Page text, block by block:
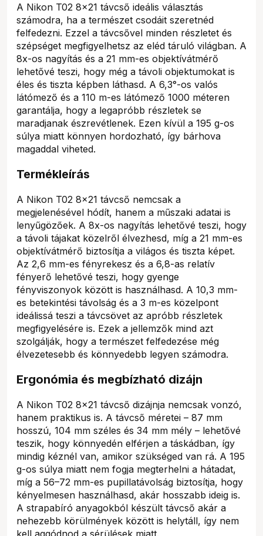
A Nikon T02 8x21 távcső ideális választás
számodra, ha a természet csodáit szeretnéd
felfedezni. Ezzel a távcsővel minden részletet és
szépséget megfigyelhetsz az eléd táruló világban. A
8x-os nagyítás és a 21 mm-es objektívátmérő
lehetővé teszi, hogy még a távoli objektumokat is
éles és tiszta képben láthasd. A 6,3°-os valós
látómező és a 110 m-es látómező 1000 méteren
garantálja, hogy a legapróbb részletek se
maradjanak észrevétlenek. Ezen kívül a 195 g-os
súlya miatt könnyen hordozható, így bárhova
magaddal viheted.
Termékleírás
A Nikon T02 8x21 távcső nemcsak a
megjelenésével hódít, hanem a műszaki adatai is
lenyűgözőek. A 8x-os nagyítás lehetővé teszi, hogy
a távoli tájakat közelről élvezhesd, míg a 21 mm-es
objektívátmérő biztosítja a világos és tiszta képet.
Az 2,6 mm-es fényrekesz és a 6,8-as relatív
fényerő lehetővé teszi, hogy gyenge
fényviszonyok között is használhasd. A 10,3 mm-
es betekintési távolság és a 3 m-es közelpont
ideálissá teszi a távcsövet az apróbb részletek
megfigyelésére is. Ezek a jellemzők mind azt
szolgálják, hogy a természet felfedezése még
élvezetesebb és könnyedebb legyen számodra.
Ergonómia és megbízható dizájn
A Nikon T02 8x21 távcső dizájnja nemcsak vonzó,
hanem praktikus is. A távcső méretei – 87 mm
hosszú, 104 mm széles és 34 mm mély – lehetővé
teszik, hogy könnyedén elférjen a táskádban, így
mindig kéznél van, amikor szükséged van rá. A 195
g-os súlya miatt nem fogja megterhelni a hátadat,
míg a 56–72 mm-es pupillatávolság biztosítja, hogy
kényelmesen használhasd, akár hosszabb ideig is.
A strapabíró anyagokból készült távcső akár a
nehezebb körülmények között is helytáll, így nem
kell aggódnod a sérülések miatt.